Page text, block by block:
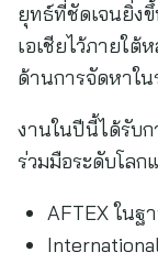
ยุทธ์ที่ชัดเจนยิ่ง
เอเชียไว้ภายใต้
ด้านการจัดหาใน
งานในปีนี้ได้รับ
ร่วมมือระดับโลก
AFTEX ในฐ